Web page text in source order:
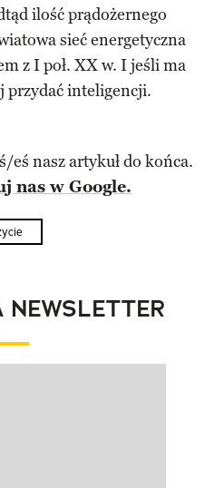
ilość prądożernego
sieć energetyczna
z I poł. XX w. I jeśli ma
przydać inteligencji.
eś nasz artykuł do końca.
nas w Google.